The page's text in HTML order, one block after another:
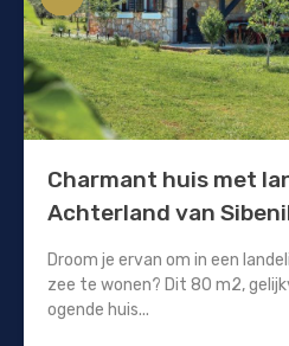
Charmant huis met
Achterland van
Droom je ervan om in een
zee te wonen? Dit 80 m2,
ogende huis...